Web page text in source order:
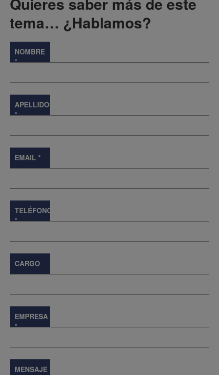
tema… ¿Hablamos?
NOMBRE
*
APELLIDOS
*
EMAIL *
TELÉFONO
*
CARGO
EMPRESA
*
MENSAJE